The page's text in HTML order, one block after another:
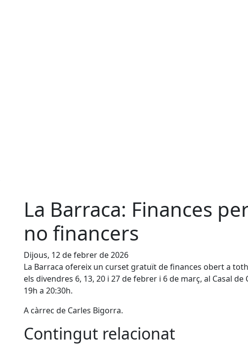
La Barraca: Finances
no financers
Dijous, 12 de febrer de 2026
La Barraca ofereix un curset gratuït de finances obert a
els divendres 6, 13, 20 i 27 de febrer i 6 de març, al Casal de
19h a 20:30h.
A càrrec de Carles Bigorra.
Contingut relacionat